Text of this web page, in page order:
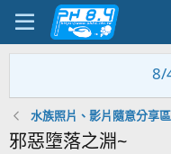
8/4
水族照片、影片隨意分享區
邪惡墮落之淵~